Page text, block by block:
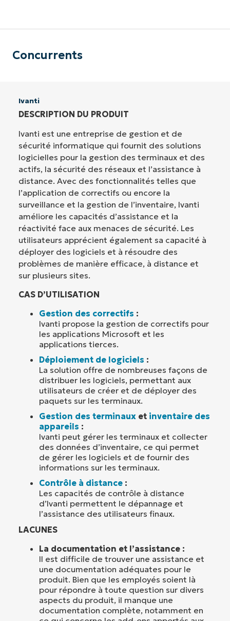
Concurrents
Ivanti
DESCRIPTION DU PRODUIT
Ivanti est une entreprise de gestion et de
sécurité informatique qui fournit des solutions
logicielles pour la gestion des terminaux et des
actifs, la sécurité des réseaux et l’assistance à
distance. Avec des fonctionnalités telles que
l’application de correctifs ou encore la
surveillance et la gestion de l’inventaire, Ivanti
améliore les capacités d’assistance et la
réactivité face aux menaces de sécurité. Les
utilisateurs apprécient également sa capacité à
déployer des logiciels et à résoudre des
problèmes de manière efficace, à distance et
sur plusieurs sites.
CAS D’UTILISATION
Gestion des correctifs :
Ivanti propose la gestion de correctifs pour
les applications Microsoft et les
applications tierces.
Déploiement de logiciels :
La solution offre de nombreuses façons de
distribuer les logiciels, permettant aux
utilisateurs de créer et de déployer des
paquets sur les terminaux.
Gestion des terminaux et inventaire des
appareils :
Ivanti peut gérer les terminaux et collecter
des données d’inventaire, ce qui permet
de gérer les logiciels et de fournir des
informations sur les terminaux.
Contrôle à distance :
Les capacités de contrôle à distance
d’Ivanti permettent le dépannage et
l’assistance des utilisateurs finaux.
LACUNES
La documentation et l’assistance :
Il est difficile de trouver une assistance et
une documentation adéquates pour le
produit. Bien que les employés soient là
pour répondre à toute question sur divers
aspects du produit, il manque une
documentation complète, notamment en